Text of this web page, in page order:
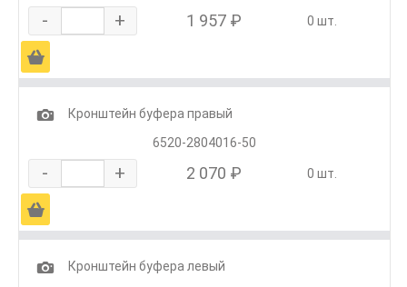
- + 1 957 ₽ 0 шт.
Ä
1
Кронштейн буфера правый
6520-2804016-50
- + 2 070 ₽ 0 шт.
Ä
1
Кронштейн буфера левый